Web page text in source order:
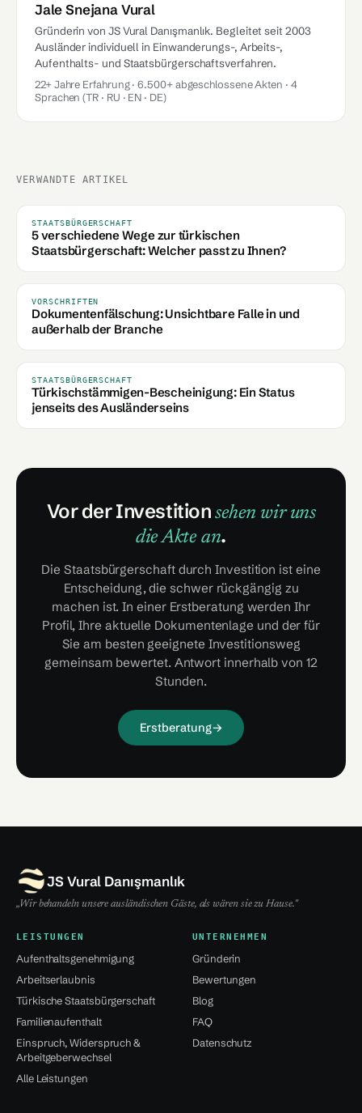
Jale Snejana Vural
Gründerin von JS Vural Danışmanlık. Begleitet seit 2003
Ausländer individuell in Einwanderungs-, Arbeits-,
Aufenthalts- und Staatsbürgerschaftsverfahren.
22+ Jahre Erfahrung · 6.500+ abgeschlossene Akten · 4
Sprachen (TR · RU · EN · DE)
VERWANDTE ARTIKEL
STAATSBÜRGERSCHAFT
5 verschiedene Wege zur türkischen
Staatsbürgerschaft: Welcher passt zu Ihnen?
VORSCHRIFTEN
Dokumentenfälschung: Unsichtbare Falle in und
außerhalb der Branche
STAATSBÜRGERSCHAFT
Türkischstämmigen-Bescheinigung: Ein Status
jenseits des Ausländerseins
Vor der Investition sehen wir uns
die Akte an.
Die Staatsbürgerschaft durch Investition ist eine
Entscheidung, die schwer rückgängig zu
machen ist. In einer Erstberatung werden Ihr
Profil, Ihre aktuelle Dokumentenlage und der für
Sie am besten geeignete Investitionsweg
gemeinsam bewertet. Antwort innerhalb von 12
Stunden.
Erstberatung→
JS Vural Danışmanlık
„Wir behandeln unsere ausländischen Gäste, als wären sie zu Hause."
LEISTUNGEN
Aufenthaltsgenehmigung
Arbeitserlaubnis
Türkische Staatsbürgerschaft
Familienaufenthalt
Einspruch, Widerspruch &
Arbeitgeberwechsel
Alle Leistungen
UNTERNEHMEN
Gründerin
Bewertungen
Blog
FAQ
Datenschutz